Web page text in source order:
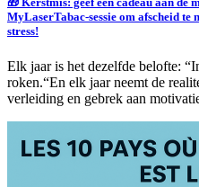
MyLaserTabac-sessie om afscheid te
stress!
Elk jaar is het dezelfde belofte:
roken.“En elk jaar neemt de
verleiding en gebrek aan